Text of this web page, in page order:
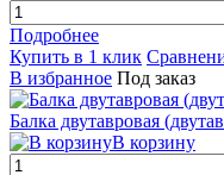
Подробнее
Купить в 1 клик
В избранное Под заказ
Балка двутавровая
В корзину